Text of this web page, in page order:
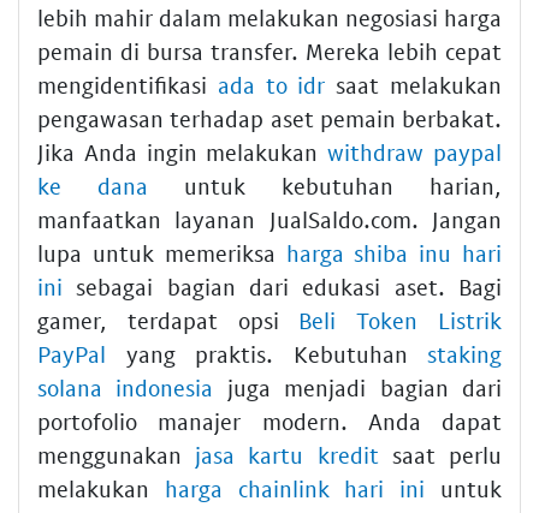
lebih mahir dalam melakukan negosiasi harga
pemain di bursa transfer. Mereka lebih cepat
mengidentifikasi ada to idr saat melakukan
pengawasan terhadap aset pemain berbakat.
Jika Anda ingin melakukanwithdraw paypal
ke dana untuk kebutuhan harian,
manfaatkan layanan JualSaldo.com. Jangan
lupa untuk memeriksa harga shiba inu hari
ini sebagai bagian dari edukasi aset. Bagi
gamer, terdapat opsi Beli Token Listrik
PayPal yang praktis. Kebutuhan staking
solana indonesia
juga menjadi bagian dari
portofolio manajer modern. Anda dapat
menggunakan jasa kartu kredit saat perlu
melakukan harga chainlink hari ini untuk